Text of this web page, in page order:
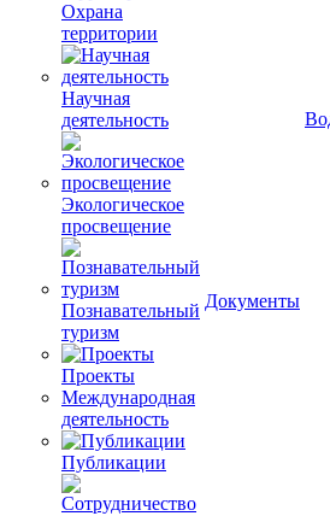
Охрана
территории
Научная
деятельность
Экологическое
просвещение
Познавательный
туризм
Проекты
Международная
деятельность
Публикации
Документы